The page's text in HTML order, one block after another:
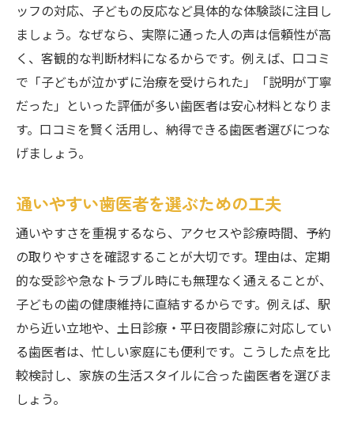
ッフの対応、子どもの反応など具体的な体験談に注目し
ましょう。なぜなら、実際に通った人の声は信頼性が高
く、客観的な判断材料になるからです。例えば、口コミ
で「子どもが泣かずに治療を受けられた」「説明が丁寧
だった」といった評価が多い歯医者は安心材料となりま
す。口コミを賢く活用し、納得できる歯医者選びにつな
げましょう。
通いやすい歯医者を選ぶための工夫
通いやすさを重視するなら、アクセスや診療時間、予約
の取りやすさを確認することが大切です。理由は、定期
的な受診や急なトラブル時にも無理なく通えることが、
子どもの歯の健康維持に直結するからです。例えば、駅
から近い立地や、土日診療・平日夜間診療に対応してい
る歯医者は、忙しい家庭にも便利です。こうした点を比
較検討し、家族の生活スタイルに合った歯医者を選びま
しょう。